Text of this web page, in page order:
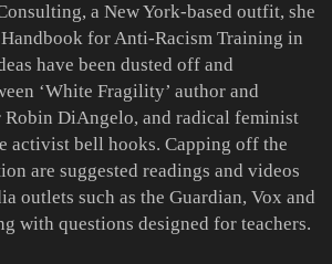
a New York-based outfit, she
for Anti-Racism Training in
have been dusted off and
‘White Fragility’ author and
DiAngelo, and radical feminist
activist bell hooks. Capping off the
are suggested readings and videos
outlets such as the Guardian, Vox and
with questions designed for teachers.